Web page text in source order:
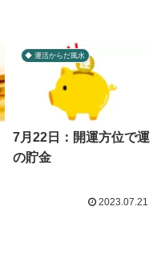
◆ 運活からだ風水
7月22日：開運方位で運
の貯金
2023.07.21